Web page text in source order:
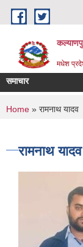
Skip to main content
मधेश
समाचार
You are
Home » रामनाथ यादव
रामनाथ यादव